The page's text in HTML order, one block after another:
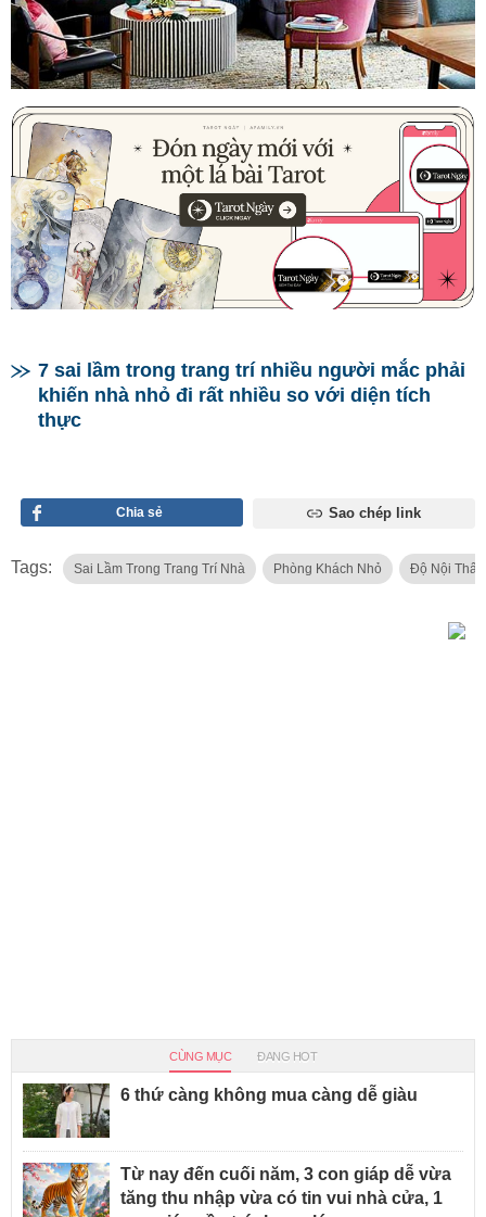
7 sai lầm trong trang trí nhiều người mắc phải
khiến nhà nhỏ đi rất nhiều so với diện tích
thực
Chia sẻ Sao chép link
Tags: Sai Lầm Trong Trang Trí Nhà Phòng Khách Nhỏ Độ Nội Thất
CÙNG MỤC ĐANG HOT
6 thứ càng không mua càng dễ giàu
Từ nay đến cuối năm, 3 con giáp dễ vừa
tăng thu nhập vừa có tin vui nhà cửa, 1